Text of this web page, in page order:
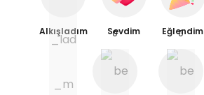
Alkışladım Sevdim Eğlendim
0 0